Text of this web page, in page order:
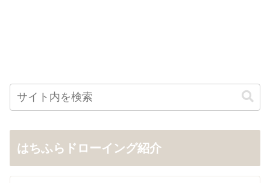
はちふらドローイング紹介